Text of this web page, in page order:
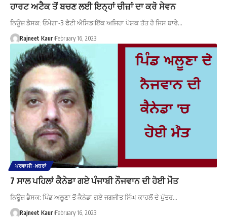
ਹਾਰਟ ਅਟੈਕ ਤੋਂ ਬਚਣ ਲਈ ਇਨ੍ਹਾਂ ਚੀਜ਼ਾਂ ਦਾ ਕਰੋ ਸੇਵਨ
ਨਿਊਜ਼ ਡੈਸਕ: ਓਮੇਗਾ-3 ਫੈਟੀ ਐਸਿਡ ਇੱਕ ਅਜਿਹਾ ਪੋਸ਼ਕ ਤੱਤ ਹੈ ਜਿਸ ਬਾਰੇ…
Rajneet Kaur February 16, 2023
ਪਰਵਾਸੀ-ਖ਼ਬਰਾਂ
7 ਸਾਲ ਪਹਿਲਾਂ ਕੈਨੇਡਾ ਗਏ ਪੰਜਾਬੀ ਨੌਜਵਾਨ ਦੀ ਹੋਈ ਮੌਤ
ਨਿਊਜ਼ ਡੈਸਕ: ਪਿੰਡ ਅਲੂਣਾ ਤੋਂ ਕੈਨੇਡਾ ਗਏ ਜਗਜੀਤ ਸਿੰਘ ਕਾਹਲੋਂ ਦੇ ਪੁੱਤਰ…
Rajneet Kaur February 16, 2023